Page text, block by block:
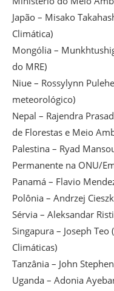
Japão – Misako
Climática)
Mongólia –
do MRE)
Niue – Rossylynn
meteorológico)
Nepal – Rajendra
de Florestas e Meio
Palestina – Ryad
Permanente na ONU/
Panamá – Flavio
Polônia – Andrzej
Sérvia – Aleksandar
Singapura – Joseph
Climáticas)
Tanzânia – John
Uganda – Adonia